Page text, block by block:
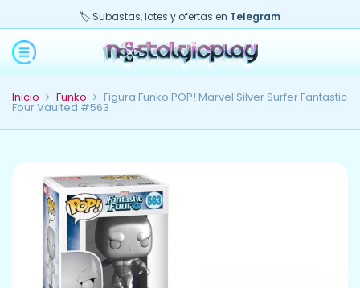
🏷️ Subastas, lotes y ofertas en Telegram
Inicio Funko Figura Funko POP! Marvel Silver Surfer Fantastic
Four Vaulted #563